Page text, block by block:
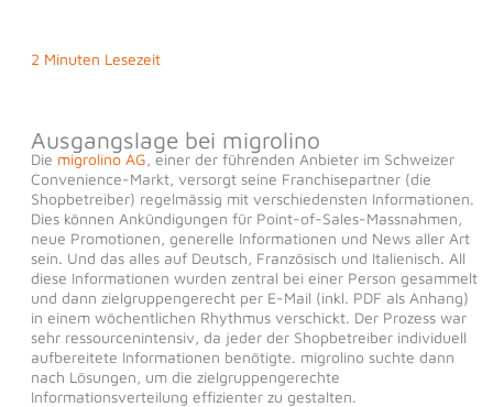
2 Minuten Lesezeit
Ausgangslage bei migrolino
Die migrolino AG , einer der führenden Anbieter im Schweizer
Convenience-Markt, versorgt seine Franchisepartner (die
Shopbetreiber) regelmässig mit verschiedensten Informationen.
Dies können Ankündigungen für Point-of-Sales-Massnahmen,
neue Promotionen, generelle Informationen und News aller Art
sein. Und das alles auf Deutsch, Französisch und Italienisch. All
diese Informationen wurden zentral bei einer Person gesammelt
und dann zielgruppengerecht per E-Mail (inkl. PDF als Anhang)
in einem wöchentlichen Rhythmus verschickt. Der Prozess war
sehr ressourcenintensiv, da jeder der Shopbetreiber individuell
aufbereitete Informationen benötigte. migrolino suchte dann
nach Lösungen, um die zielgruppengerechte
Informationsverteilung effizienter zu gestalten.